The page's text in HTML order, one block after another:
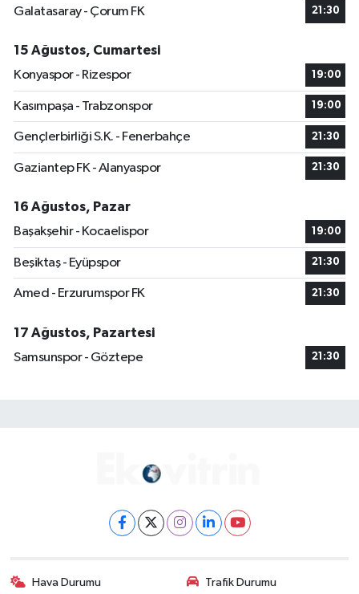
Galatasaray - Çorum FK
21:30
15 Ağustos, Cumartesi
Konyaspor - Rizespor
19:00
Kasımpaşa - Trabzonspor 19:00
Gençlerbirliği S.K. - Fenerbahçe 21:30
Gaziantep FK - Alanyaspor 21:30
16 Ağustos, Pazar
Başakşehir - Kocaelispor
19:00
Beşiktaş - Eyüpspor 21:30
Amed - Erzurumspor FK 21:30
17 Ağustos, Pazartesi
Samsunspor - Göztepe
21:30
Hava Durumu Trafik Durumu